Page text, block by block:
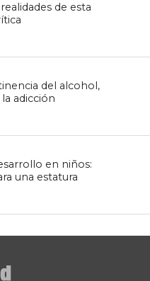
de esta
del alcohol,
adicción
en niños:
una estatura